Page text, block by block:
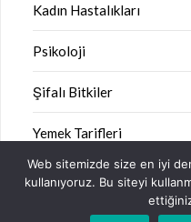
Kadın Hastalıkları
Psikoloji
Şifalı Bitkiler
Yemek Tarifleri
©2026 Sağlık Kitabı|
Web sitemizde size en iyi
kullanıyoruz. Bu siteyi